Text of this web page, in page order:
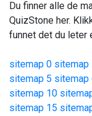
Du finner alle de
QuizStone her.
funnet det du leter
sitemap 0 sitemap
sitemap 5 sitemap
sitemap 10
sitemap 15